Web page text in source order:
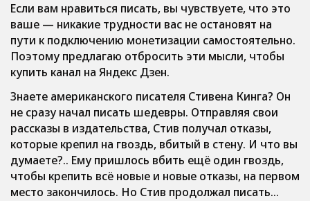
Если вам нравиться писать, вы чувствуете, что это
ваше — никакие трудности вас не остановят на
пути к подключению монетизации самостоятельно.
Поэтому предлагаю отбросить эти мысли, чтобы
купить канал на Яндекс Дзен.
Знаете американского писателя Стивена Кинга? Он
не сразу начал писать шедевры. Отправляя свои
рассказы в издательства, Стив получал отказы,
которые крепил на гвоздь, вбитый в стену. И что вы
думаете?.. Ему пришлось вбить ещё один гвоздь,
чтобы крепить всё новые и новые отказы, на первом
место закончилось. Но Стив продолжал писать…